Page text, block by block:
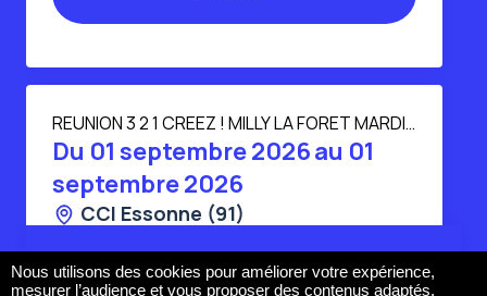
REUNION 3 2 1 CREEZ ! MILLY LA FORET MARDI
1ER SEPTEMBRE 2026
Du 01 septembre 2026au 01
septembre 2026
CCI Essonne (91)
42 session(s) disponible(s)
Nous utilisons des cookies pour améliorer votre expérience,
mesurer l’audience et vous proposer des contenus adaptés.